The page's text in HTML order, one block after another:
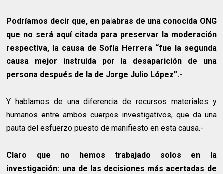
Podríamos decir que, en palabras de una conocida ONG
que no será aquí citada para preservar la moderación
respectiva, la causa de Sofía Herrera “fue la segunda
causa mejor instruida por la desaparición de una
persona después de la de Jorge Julio López”.-
Y hablamos de una diferencia de recursos materiales y
humanos entre ambos cuerpos investigativos, que da una
pauta del esfuerzo puesto de manifiesto en esta causa.-
Claro que no hemos trabajado solos en la
investigación: una de las decisiones más acertadas de